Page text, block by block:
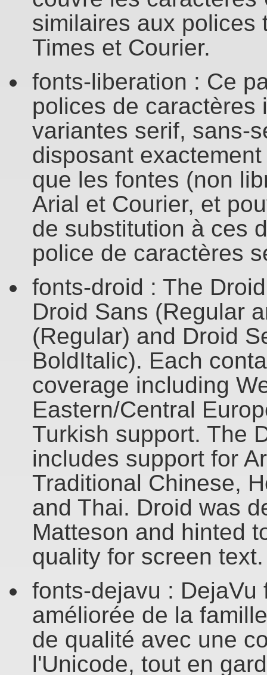
similaires aux polices
Times et Courier.
fonts-liberation : Ce
polices de caractères
variantes serif, sans-
disposant
que les fontes (non
Arial et Courier, et
de substitution à ces
police de caractères
fonts-droid : The
Droid Sans (Regular
(Regular) and Droid
BoldItalic). Each
coverage including
Eastern/Central
Turkish support. The
includes support for
Traditional Chinese,
and Thai. Droid was
Matteson and hinted
quality for screen text.
fonts-dejavu : DejaVu
améliorée de la
de qualité avec une
l'Unicode, tout en